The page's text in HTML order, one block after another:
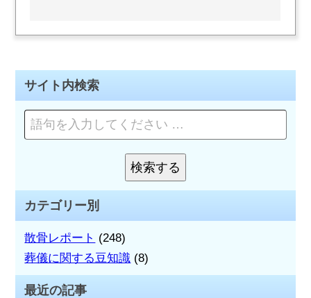
稿
ビ
ゲ
ョ
サイト内検索
ペ
ー
索:
検索する
検
カテゴリー別
散骨レポート (248)
葬儀に関する豆知識 (8)
最近の記事